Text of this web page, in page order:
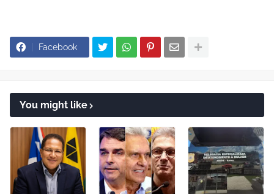
Facebook
You might like